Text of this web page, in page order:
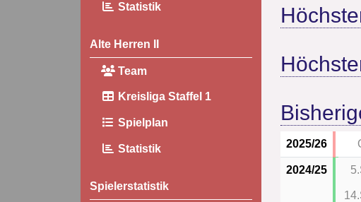
Statistik
Alte Herren II
Team
Kreisliga Staffel 1
Spielplan
Statistik
Spielerstatistik
2025/26
2024/25